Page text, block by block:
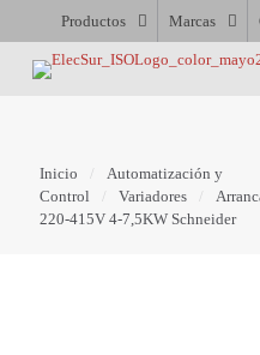
Productos Marcas
Inicio
Automatización y
Control
Variadores
220-415V 4-7,5KW Schneider